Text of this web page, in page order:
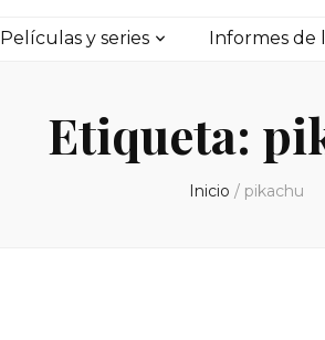
Películas y series Informes de
Etiqueta:
Inicio / pikachu